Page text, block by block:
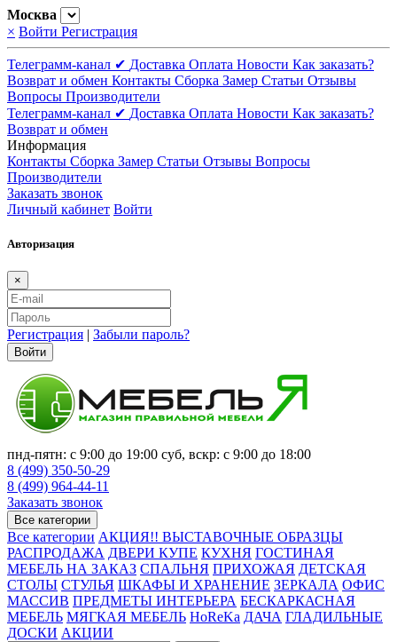
Москва
× Войти Регистрация
Телеграмм-канал ✔ Доставка Оплата Новости Как заказать?
Возврат и обмен Контакты Сборка Замер Статьи Отзывы
Вопросы Производители
Телеграмм-канал ✔ Доставка Оплата Новости Как заказать?
Возврат и обмен
Информация
Контакты Сборка Замер Статьи Отзывы Вопросы
Производители
Заказать звонок
Личный кабинет Войти
Авторизация
×
Регистрация | Забыли пароль?
Войти
пнд-пятн: с 9:00 до 19:00 суб, вскр: с 9:00 до 18:00
8 (499) 350-50-29
8 (499) 964-44-11
Заказать звонок
Все категории
Все категории АКЦИЯ!! ВЫСТАВОЧНЫЕ ОБРАЗЦЫ
РАСПРОДАЖА ДВЕРИ КУПЕ КУХНЯ ГОСТИНАЯ
МЕБЕЛЬ НА ЗАКАЗ СПАЛЬНЯ ПРИХОЖАЯ ДЕТСКАЯ
СТОЛЫ СТУЛЬЯ ШКАФЫ И ХРАНЕНИЕ ЗЕРКАЛА ОФИС
МАССИВ ПРЕДМЕТЫ ИНТЕРЬЕРА БЕСКАРКАСНАЯ
МЕБЕЛЬ МЯГКАЯ МЕБЕЛЬ HoReKa ДАЧА ГЛАДИЛЬНЫЕ
ДОСКИ АКЦИИ